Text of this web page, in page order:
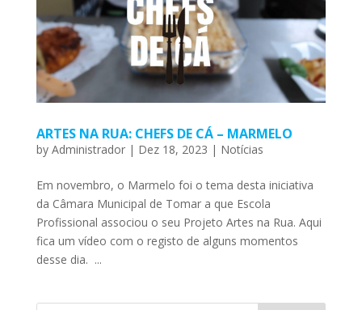
ARTES NA RUA: CHEFS DE CÁ – MARMELO
by Administrador| Dez 18, 2023 | Notícias
Em novembro, o Marmelo foi o tema desta iniciativa
da Câmara Municipal de Tomar a que Escola
Profissional associou o seu Projeto Artes na Rua. Aqui
fica um vídeo com o registo de alguns momentos
desse dia. ...